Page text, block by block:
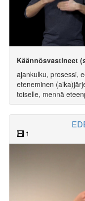
Käännösvastineet
ajankulku, prosessi,
eteneminen
toiselle, mennä
1